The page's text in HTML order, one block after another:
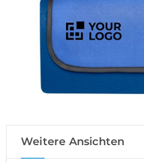
Weitere Ansichten